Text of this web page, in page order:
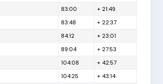
83:00
+ 21:49
83:48
+ 22:37
84:12
+ 23:01
89:04
+ 27:53
104:08
+ 42:57
104:25
+ 43:14